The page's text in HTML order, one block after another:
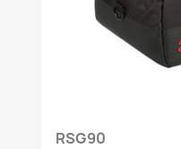
de rechange et
gamme Speedglas
RSG90